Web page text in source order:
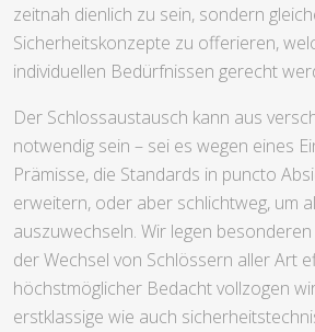
zeitnah dienlich zu sein, sondern
Sicherheitskonzepte zu offerieren,
individuellen Bedürfnissen gerecht
Der Schlossaustausch kann aus
notwendig sein – sei es wegen eines
Prämisse, die Standards in puncto
erweitern, oder aber schlichtweg, um
auszuwechseln. Wir legen
der Wechsel von Schlössern aller Art
höchstmöglicher Bedacht vollzogen
erstklassige wie auch